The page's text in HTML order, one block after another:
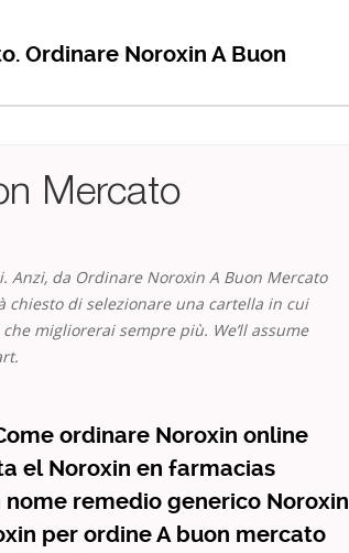
Ordinare Noroxin A Buon
Mercato
Anzi, da Ordinare Noroxin A Buon Mercato
di selezionare una cartella in cui
migliorerai sempre più. We’ll assume
ordinare Noroxin online
el Noroxin en farmacias
remedio generico Noroxin
per ordine A buon mercato